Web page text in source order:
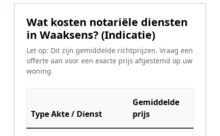
Wat kosten notariële diensten
in Waaksens? (Indicatie)
Let op: Dit zijn gemiddelde richtprijzen. Vraag een
offerte aan voor een exacte prijs afgestemd op uw
woning.
Type Akte / Dienst
Gemiddelde
prijs